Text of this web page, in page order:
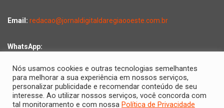
Email: redacao@jornaldigitaldaregiaooeste.com.br
WhatsApp:
Copyright © 2026 Jornal Digital da Região Oeste | Desenvolvido
Nós usamos cookies e outras tecnologias semelhantes
para melhorar a sua experiência em nossos serviços,
personalizar publicidade e recomendar conteúdo de seu
interesse. Ao utilizar nossos serviços, você concorda com
tal monitoramento e com nossa Política de Privacidade